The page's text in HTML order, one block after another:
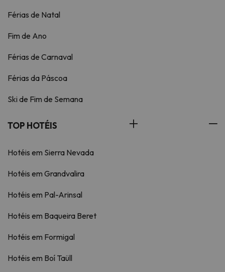
Férias de Natal
Fim de Ano
Férias de Carnaval
Férias da Páscoa
Ski de Fim de Semana
TOP HOTÉIS
Hotéis em Sierra Nevada
Hotéis em Grandvalira
Hotéis em Pal-Arinsal
Hotéis em Baqueira Beret
Hotéis em Formigal
Hotéis em Boí Taüll